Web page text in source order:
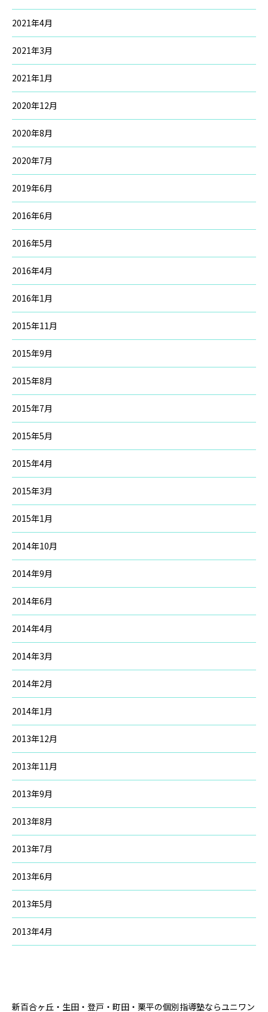
2021年4月
2021年3月
2021年1月
2020年12月
2020年8月
2020年7月
2019年6月
2016年6月
2016年5月
2016年4月
2016年1月
2015年11月
2015年9月
2015年8月
2015年7月
2015年5月
2015年4月
2015年3月
2015年1月
2014年10月
2014年9月
2014年6月
2014年4月
2014年3月
2014年2月
2014年1月
2013年12月
2013年11月
2013年9月
2013年8月
2013年7月
2013年6月
2013年5月
2013年4月
新百合ヶ丘・生田・登戸・町田・栗平の個別指導塾ならユニワン